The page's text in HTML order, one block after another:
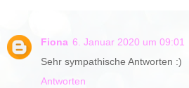
Fiona 6. Januar 2020 um 09:01
Sehr sympathische Antworten :)
Antworten